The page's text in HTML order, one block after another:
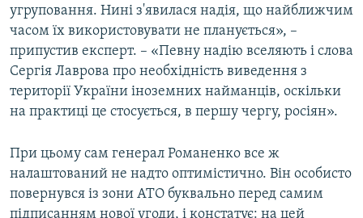
угруповання. Нині з'явилася надія, що найближчим
часом їх використовувати не планується», –
припустив експерт. – «Певну надію вселяють і слова
Сергія Лаврова про необхідність виведення з
території України іноземних найманців, оскільки
на практиці це стосується, в першу чергу, росіян».
При цьому сам генерал Романенко все ж
налаштований не надто оптимістично. Він особисто
повернувся із зони АТО буквально перед самим
підписанням нової угоди, і констатує: на цей